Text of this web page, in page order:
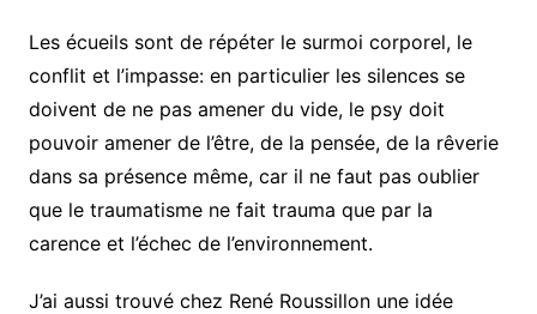
Les écueils sont de répéter le surmoi corporel, le
conflit et l’impasse: en particulier les silences se
doivent de ne pas amener du vide, le psy doit
pouvoir amener de l’être, de la pensée, de la rêverie
dans sa présence même, car il ne faut pas oublier
que le traumatisme ne fait trauma que par la
carence et l’échec de l’environnement.
J’ai aussi trouvé chez René Roussillon une idée